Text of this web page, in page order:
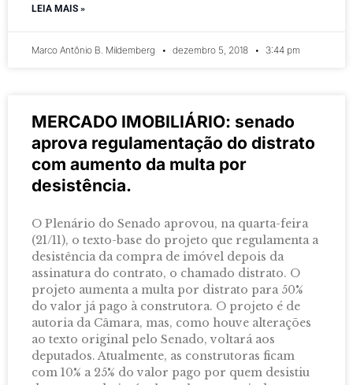
LEIA MAIS »
Marco Antônio B. Mildemberg dezembro 5, 2018 3:44 pm
MERCADO IMOBILIÁRIO: senado
aprova regulamentação do distrato
com aumento da multa por
desistência.
O Plenário do Senado aprovou, na quarta-feira
(21/11), o texto-base do projeto que regulamenta a
desistência da compra de imóvel depois da
assinatura do contrato, o chamado distrato. O
projeto aumenta a multa por distrato para 50%
do valor já pago à construtora. O projeto é de
autoria da Câmara, mas, como houve alterações
ao texto original pelo Senado, voltará aos
deputados. Atualmente, as construtoras ficam
com 10% a 25% do valor pago por quem desistiu